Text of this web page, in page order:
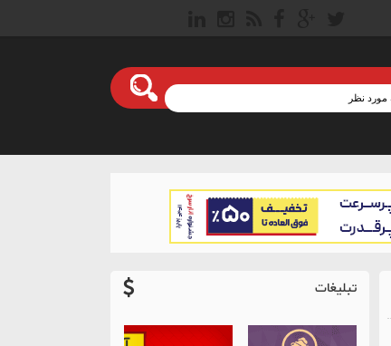
تبلیغات